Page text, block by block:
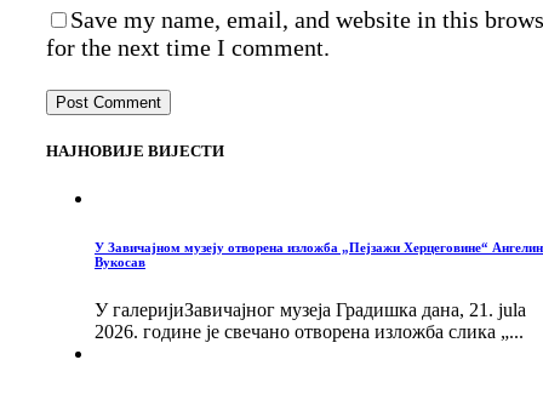
Save my name, email, and website in this
for the next time I comment.
НАЈНОВИЈЕ ВИЈЕСТИ
У Завичајном музеју отворена изложба „Пејзажи Херцеговине“
Вукосав
У галеријиЗавичајног музеја Градишка дана, 21. jula
2026. године је свечано отворена изложба слика „...